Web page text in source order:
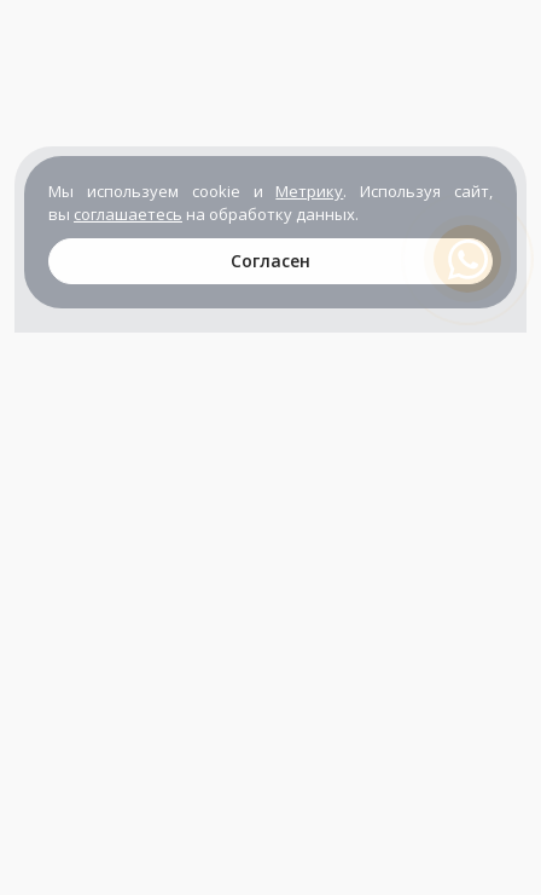
Мы используем cookie и Метрику. Используя сайт,
вы соглашаетесь на обработку данных.
Согласен